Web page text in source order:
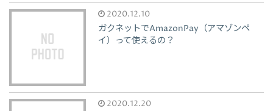
2020.12.10
ガクネットでAmazonPay（アマゾンペ
イ）って使えるの？
2020.12.20